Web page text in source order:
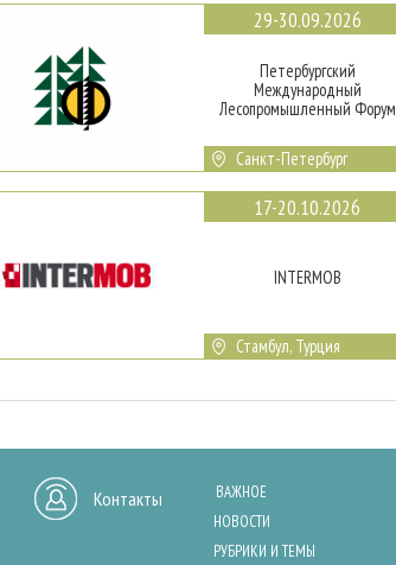
29-30.09.2026
Петербургский
Международный
Лесопромышленный Форум
Санкт-Петербург
17-20.10.2026
INTERMOB
Стамбул, Турция
Контакты
ВАЖНОЕ
НОВОСТИ
РУБРИКИ И ТЕМЫ